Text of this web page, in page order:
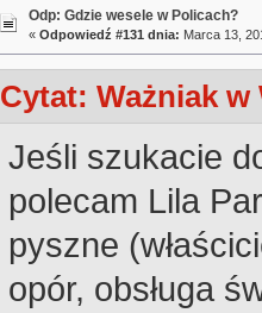
Odp: Gdzie wesele w Policach?
« Odpowiedź #131 dnia: Marca 13,
Cytat: Ważniak w
Jeśli szukacie
polecam Lila
pyszne
opór, obsługa